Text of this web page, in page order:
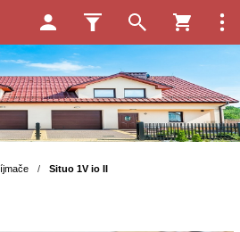
/ Situo 1V io II